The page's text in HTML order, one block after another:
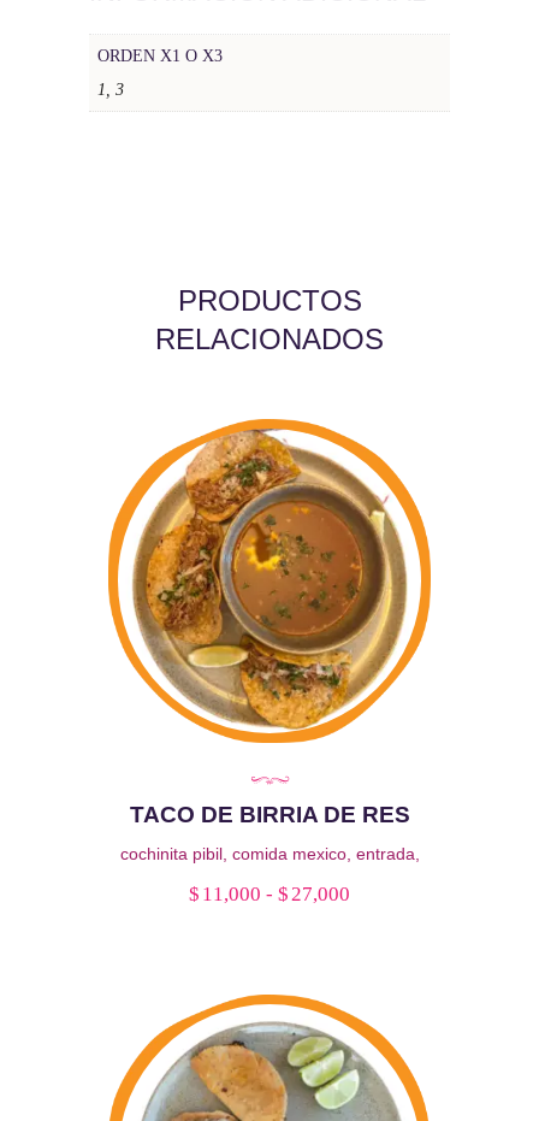
ORDEN X1 O X3
1, 3
PRODUCTOS
RELACIONADOS
TACO DE BIRRIA DE RES
cochinita pibil, comida mexico, entrada,
de tortilla de maíz
$ 11,000 - $27,000
$27,000
múltiples
variantes.
Las
opciones
se
pueden